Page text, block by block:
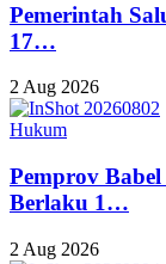
Pemerintah
17…
2 Aug 2026
Hukum
Pemprov
Berlaku 1…
2 Aug 2026